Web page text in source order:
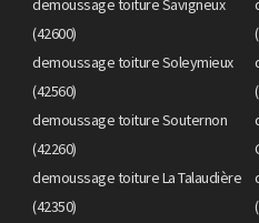
demoussage toiture Savigneux
(42600)
demoussage toiture Soleymieux
(42560)
demoussage toiture Souternon
(42260)
demoussage toiture La Talaudière
(42350)